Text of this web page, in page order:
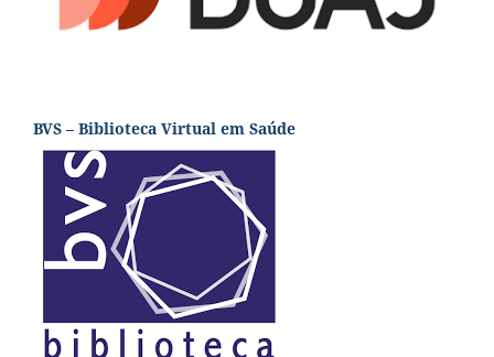
BVS – Biblioteca Virtual em Saúde